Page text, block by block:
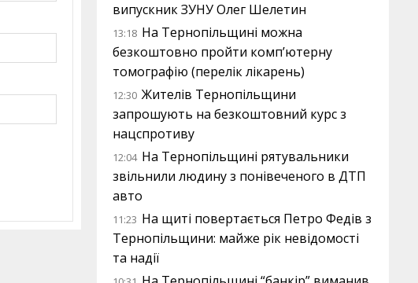
випускник ЗУНУ Олег Шелетин
13:18 На Тернопільщині можна
безкоштовно пройти комп’ютерну
томографію (перелік лікарень)
12:30 Жителів Тернопільщини
запрошують на безкоштовний курс з
нацспротиву
12:04 На Тернопільщині рятувальники
звільнили людину з понівеченого в ДТП
авто
11:23 На щиті повертається Петро Федів з
Тернопільщини: майже рік невідомості
та надії